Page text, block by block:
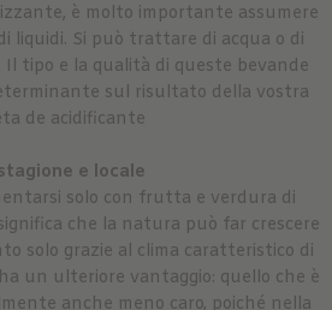
è molto importante assumere
liquidi. Si può trattare di acqua o di
Il tipo e la qualità di queste bevande
sul risultato della vostra
de acidificante
e locale
solo con frutta e verdura di
che la natura può far crescere
solo grazie al clima caratteristico di
un ulteriore vantaggio: quello che è
anche meno caro, poiché nella